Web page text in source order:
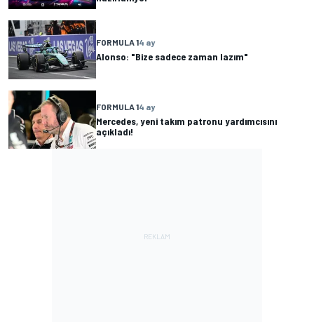
FORMULA 14 ay
Alonso: "Bize sadece zaman lazım"
FORMULA 14 ay
Mercedes, yeni takım patronu yardımcısını
açıkladı!